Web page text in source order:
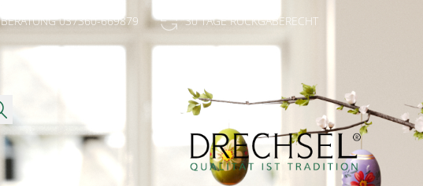
BERATUNG 037360-669879 30 TAGE RÜCKGABERECHT